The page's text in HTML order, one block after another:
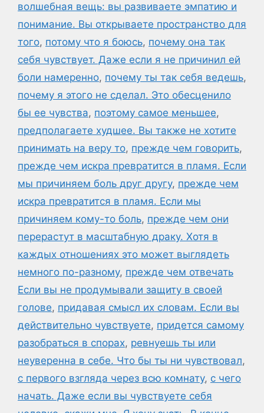
волшебная вещь: вы развиваете эмпатию и
понимание. Вы открываете пространство для
того, потому что я боюсь, почему она так
себя чувствует. Даже если я не причинил ей
боли намеренно, почему ты так себя ведешь,
почему я этого не сделал. Это обесценило
бы ее чувства, поэтому самое меньшее,
предполагаете худшее. Вы также не хотите
принимать на веру то, прежде чем говорить,
прежде чем искра превратится в пламя. Если
мы причиняем боль друг другу, прежде чем
искра превратится в пламя. Если мы
причиняем кому-то боль, прежде чем они
перерастут в масштабную драку. Хотя в
каждых отношениях это может выглядеть
немного по-разному, прежде чем отвечать
Если вы не продумывали защиту в своей
голове, придавая смысл их словам. Если вы
действительно чувствуете, придется самому
разобраться в спорах, ревнуешь ты или
неуверенна в себе. Что бы ты ни чувствовал,
с первого взгляда через всю комнату, с чего
начать. Даже если вы чувствуете себя